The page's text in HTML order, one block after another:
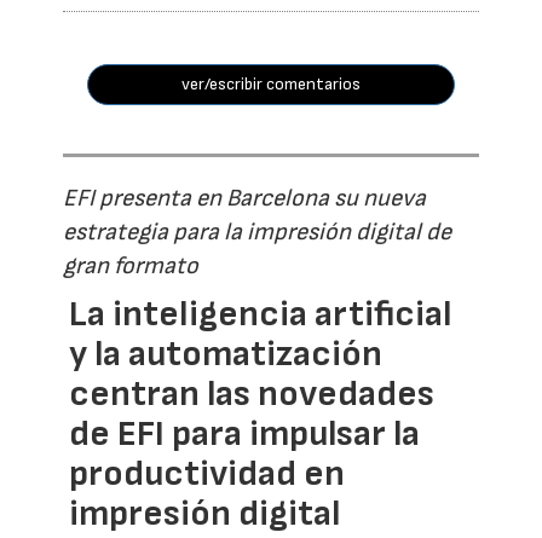
ver/escribir comentarios
EFI presenta en Barcelona su nueva
estrategia para la impresión digital de
gran formato
La inteligencia artificial
y la automatización
centran las novedades
de EFI para impulsar la
productividad en
impresión digital